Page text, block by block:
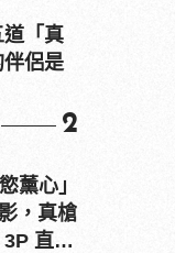
「真
侶是
2
薰心」
，真槍
直接